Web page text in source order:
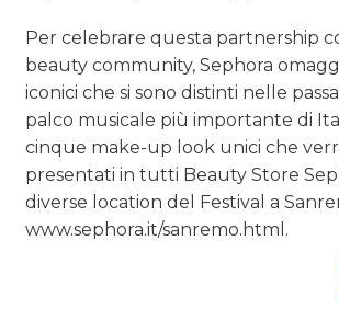
Per celebrare questa partnership
beauty community, Sephora
iconici che si sono distinti nelle
palco musicale più importante di
cinque make-up look unici che
presentati in tutti Beauty Store
diverse location del Festival a
www.sephora.it/sanremo.html.